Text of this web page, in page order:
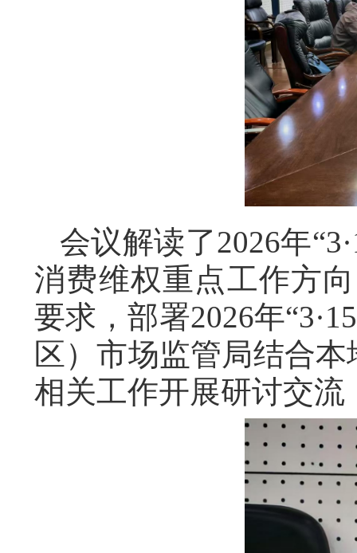
会议解读了2026年
消费维权重点工作方
要求，部署2026年
区）市场监管局结合本
相关工作开展研讨交